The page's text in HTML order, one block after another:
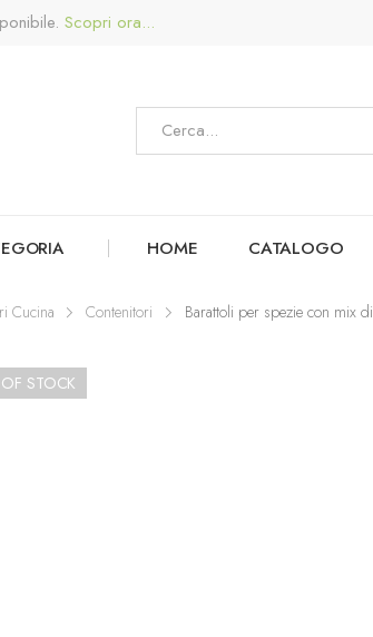
Scopri ora...
HOME CATALOGO
Cucina Contenitori Barattoli per spezie con mix
STOCK